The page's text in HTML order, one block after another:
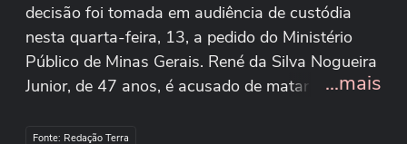
decisão foi tomada em audiência de custódia
nesta quarta-feira, 13, a pedido do Ministério
Público de Minas Gerais. René da Silva Nogueira
Junior, de 47 anos, é acusado de matar o gari
segunda-feira, 11. Segundo relatos, o crime
...mais
Fonte: Redação Terra